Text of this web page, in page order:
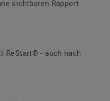
verlegen. Kleine
ausgeglichen, wodurch
eignet.
für eine authentische,
genutzte Wohnräume.
sichtbaren Rapport
ReStart® - auch nach